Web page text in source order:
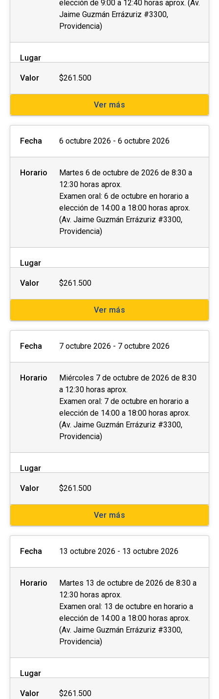
elección de 9:00 a 12:40 horas aprox. (Av.
Jaime Guzmán Errázuriz #3300,
Providencia)
Lugar
Valor $261.500
Ver más
Fecha 6 octubre 2026 - 6 octubre 2026
Horario
Martes 6 de octubre de 2026 de 8:30 a
12:30 horas aprox.
Examen oral: 6 de octubre en horario a
elección de 14:00 a 18:00 horas aprox.
(Av. Jaime Guzmán Errázuriz #3300,
Providencia)
Lugar
Valor $261.500
Ver más
Fecha 7 octubre 2026 - 7 octubre 2026
Horario
Miércoles 7 de octubre de 2026 de 8:30
a 12:30 horas aprox.
Examen oral: 7 de octubre en horario a
elección de 14:00 a 18:00 horas aprox.
(Av. Jaime Guzmán Errázuriz #3300,
Providencia)
Lugar
Valor $261.500
Ver más
Fecha 13 octubre 2026 - 13 octubre 2026
Horario
Martes 13 de octubre de 2026 de 8:30 a
12:30 horas aprox.
Examen oral: 13 de octubre en horario a
elección de 14:00 a 18:00 horas aprox.
(Av. Jaime Guzmán Errázuriz #3300,
Providencia)
Lugar
Valor $261.500